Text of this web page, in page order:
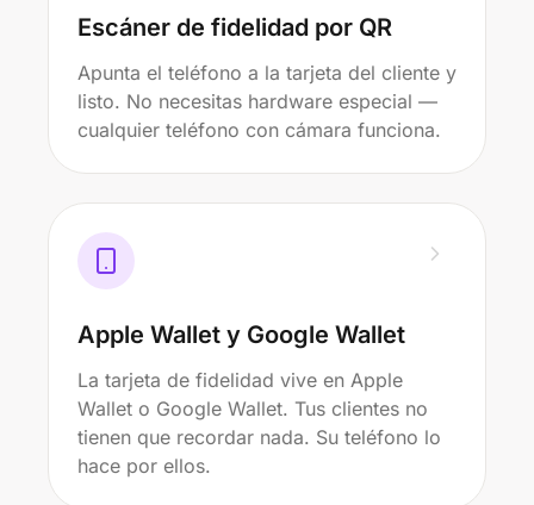
Escáner de fidelidad por QR
Apunta el teléfono a la tarjeta del cliente y
listo. No necesitas hardware especial —
cualquier teléfono con cámara funciona.
Apple Wallet y Google Wallet
La tarjeta de fidelidad vive en Apple
Wallet o Google Wallet. Tus clientes no
tienen que recordar nada. Su teléfono lo
hace por ellos.